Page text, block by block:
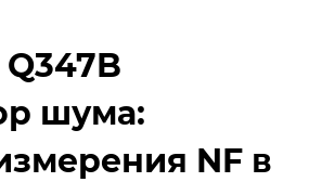
шума:
NF в